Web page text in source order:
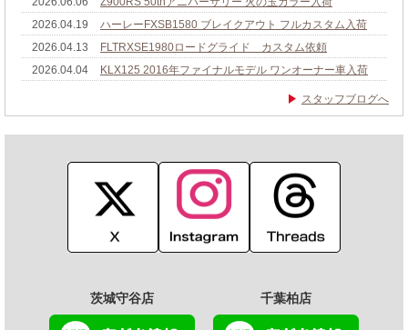
2026.04.19
ハーレーFXSB1580 ブレイクアウト フルカスタム入荷
2026.04.13
FLTRXSE1980ロードグライド カスタム依頼
2026.04.04
KLX125 2016年ファイナルモデル ワンオーナー車入荷
スタッフブログへ
茨城守谷店 千葉柏店